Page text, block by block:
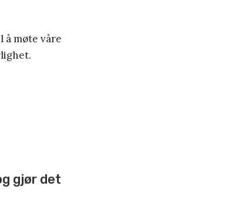
å møte våre
gjør det